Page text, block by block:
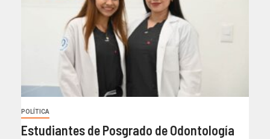
POLÍTICA
Estudiantes de Posgrado de Odontología